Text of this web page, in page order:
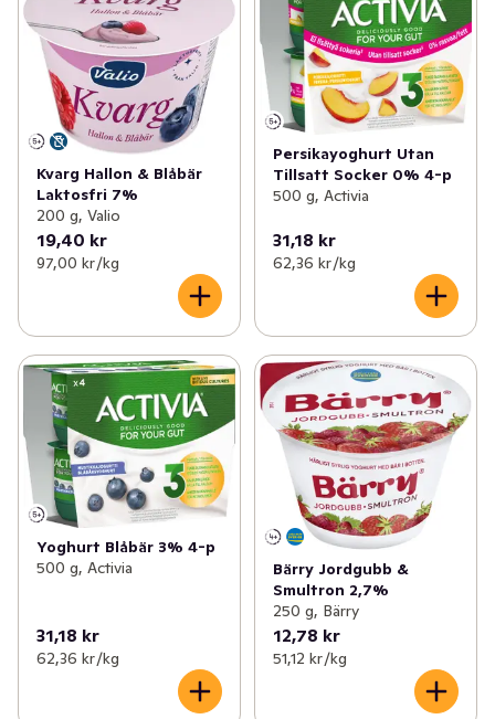
Kvarg Hallon & Blåbär
Laktosfri 7%
200 g, Valio
19,40 kr
97,00 kr /kg
Persikayoghurt Utan
Tillsatt Socker 0% 4-p
500 g, Activia
31,18 kr
62,36 kr /kg
Yoghurt Blåbär 3% 4-p
500 g, Activia
31,18 kr
62,36 kr /kg
Bärry Jordgubb &
Smultron 2,7%
250 g, Bärry
12,78 kr
51,12 kr /kg